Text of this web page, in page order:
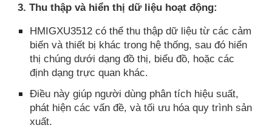
3. Thu thập và hiển thị dữ liệu hoạt động:
HMIGXU3512 có thể thu thập dữ liệu từ các cảm
biến và thiết bị khác trong hệ thống, sau đó hiển
thị chúng dưới dạng đồ thị, biểu đồ, hoặc các
định dạng trực quan khác.
Điều này giúp người dùng phân tích hiệu suất,
phát hiện các vấn đề, và tối ưu hóa quy trình sản
xuất.